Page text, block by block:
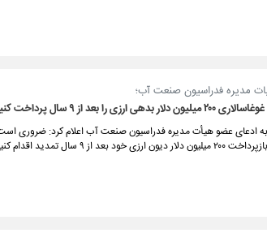
مدیره فدراسیون صنعت آب؛
را بعد از ۹ سال پرداخت کنید
ادعای عضو هیأت مدیره فدراسیون صنعت آب اعلام کرد: ضروری
از ۹ سال تمدید اقدام کنید.